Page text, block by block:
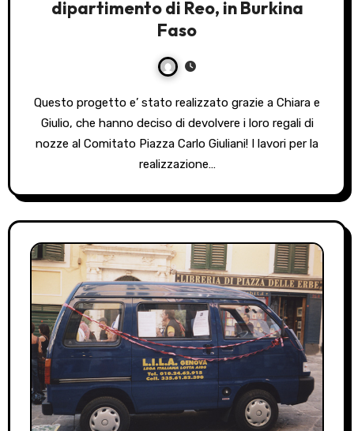
dipartimento di Reo, in Burkina
Faso
Questo progetto e’ stato realizzato grazie a Chiara e
Giulio, che hanno deciso di devolvere i loro regali di
nozze al Comitato Piazza Carlo Giuliani! I lavori per la
realizzazione…